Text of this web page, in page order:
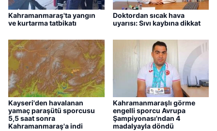
Kahramanmaraş'ta yangın
ve kurtarma tatbikatı
Doktordan sıcak hava
uyarısı: Sıvı kaybına dikkat
Kayseri'den havalanan
yamaç paraşütü sporcusu
5,5 saat sonra
Kahramanmaraş'a indi
Kahramanmaraşlı görme
engelli sporcu Avrupa
Şampiyonası'ndan 4
madalyayla döndü